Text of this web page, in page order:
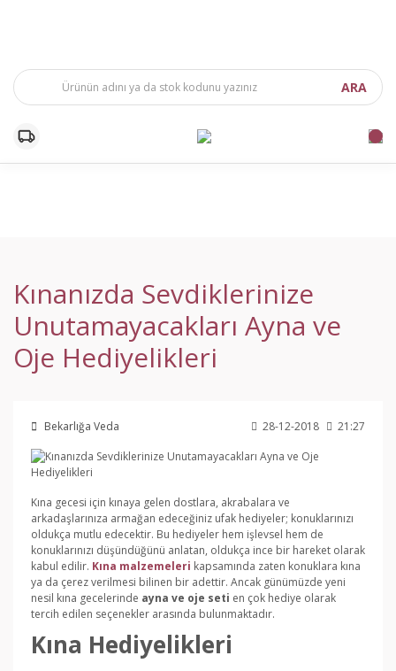
ARA
Kınanızda Sevdiklerinize
Unutamayacakları Ayna ve
Oje Hediyelikleri
Bekarlığa Veda 28-12-2018 21:27
Kına gecesi için kınaya gelen dostlara, akrabalara ve
arkadaşlarınıza armağan edeceğiniz ufak hediyeler; konuklarınızı
oldukça mutlu edecektir. Bu hediyeler hem işlevsel hem de
konuklarınızı düşündüğünü anlatan, oldukça ince bir hareket olarak
kabul edilir. Kına malzemeleri kapsamında zaten konuklara kına
ya da çerez verilmesi bilinen bir adettir. Ancak günümüzde yeni
nesil kına gecelerinde ayna ve oje seti en çok hediye olarak
tercih edilen seçenekler arasında bulunmaktadır.
Kına Hediyelikleri